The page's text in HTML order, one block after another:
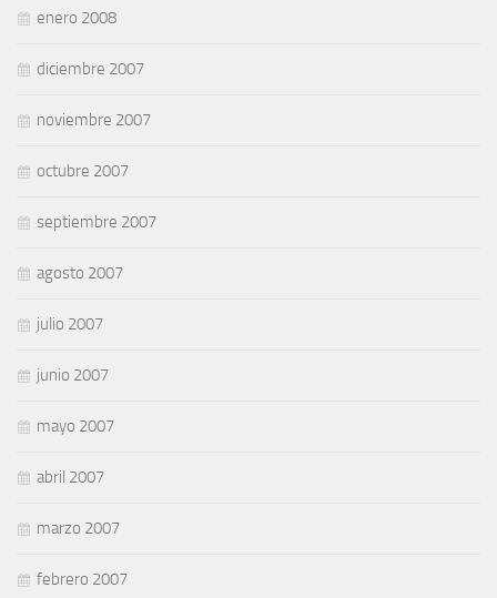
enero 2008
diciembre 2007
noviembre 2007
octubre 2007
septiembre 2007
agosto 2007
julio 2007
junio 2007
mayo 2007
abril 2007
marzo 2007
febrero 2007